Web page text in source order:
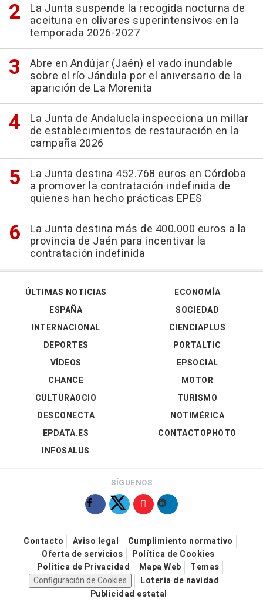
La Junta suspende la recogida nocturna de
aceituna en olivares superintensivos en la
temporada 2026-2027
Abre en Andújar (Jaén) el vado inundable
sobre el río Jándula por el aniversario de la
aparición de La Morenita
La Junta de Andalucía inspecciona un millar
de establecimientos de restauración en la
campaña 2026
La Junta destina 452.768 euros en Córdoba
a promover la contratación indefinida de
quienes han hecho prácticas EPES
La Junta destina más de 400.000 euros a la
provincia de Jaén para incentivar la
contratación indefinida
ÚLTIMAS NOTICIAS
ESPAÑA
INTERNACIONAL
DEPORTES
VÍDEOS
ECONOMÍA
SOCIEDAD
CIENCIAPLUS
PORTALTIC
EPSOCIAL
CHANCE
CULTURAOCIO
DESCONECTA
EPDATA.ES
INFOSALUS
MOTOR
TURISMO
NOTIMÉRICA
CONTACTOPHOTO
SÍGUENOS
Contacto Aviso legal
Cumplimiento normativo
Oferta de servicios
Política de Cookies
Política de Privacidad
Mapa Web
Temas
Configuración de Cookies
Loteria de navidad
Publicidad estatal